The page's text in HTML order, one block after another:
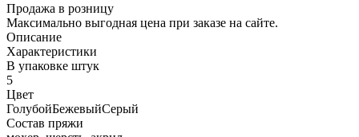
Продажа в розницу
Максимально выгодная цена при заказе на сайте.
Описание
Характеристики
В упаковке штук
5
Цвет
ГолубойБежевыйСерый
Состав пряжи